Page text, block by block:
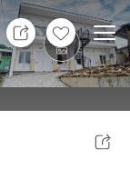
+2
Kamar